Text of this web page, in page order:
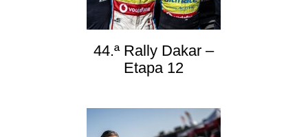
44.ª Rally Dakar –
Etapa 12